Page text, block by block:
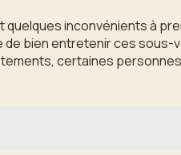
inconvénients à
bien entretenir ces
certaines